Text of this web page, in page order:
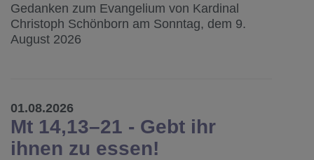
Gedanken zum Evangelium von Kardinal
Christoph Schönborn am Sonntag, dem 9.
August 2026
01.08.2026
Mt 14,13–21 - Gebt ihr
ihnen zu essen!